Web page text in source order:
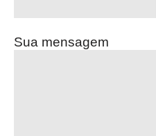
Sua mensagem